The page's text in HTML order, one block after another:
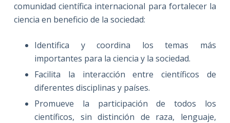
comunidad científica internacional para fortalecer la
ciencia en beneficio de la sociedad:
Identifica y coordina los temas más
importantes para la ciencia y la sociedad.
Facilita la interacción entre científicos de
diferentes disciplinas y países.
Promueve la participación de todos los
científicos, sin distinción de raza, lenguaje,